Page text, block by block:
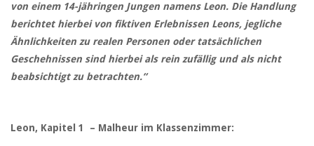
von einem 14-jähringen Jungen namens Leon. Die Handlung
berichtet hierbei von fiktiven Erlebnissen Leons, jegliche
Ähnlichkeiten zu realen Personen oder tatsächlichen
Geschehnissen sind hierbei als rein zufällig und als nicht
beabsichtigt zu betrachten.“
Leon, Kapitel 1 – Malheur im Klassenzimmer: